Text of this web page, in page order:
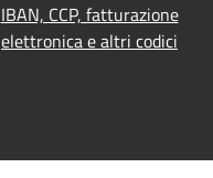
IBAN, CCP, fatturazione
elettronica e altri codici